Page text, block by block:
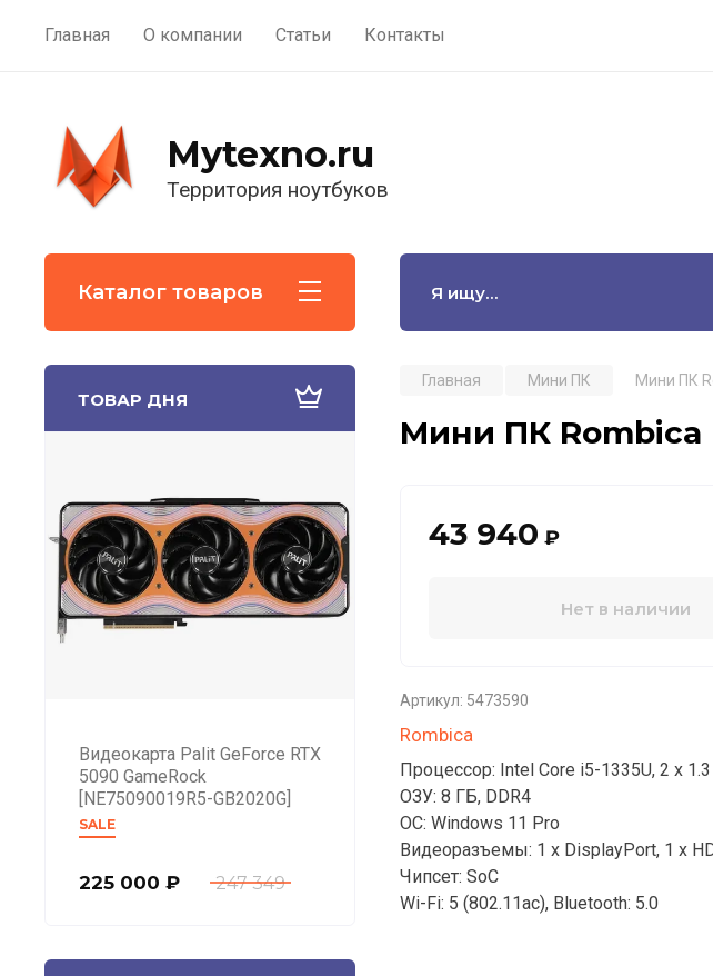
Главная О компании Статьи Контакты
Mytexno.ru
Территория ноутбуков
Каталог товаров
ТОВАР ДНЯ
Видеокарта Palit GeForce RTX
5090 GameRock
[NE75090019R5-GB2020G]
SALE
247 349
225 000 ₽
Главная Мини ПК Мини ПК
Мини ПК Rombica
43 940 ₽
Нет в наличии
Артикул: 5473590
Rombica
Процессор: Intel Core i5-1335U, 2 x
ОЗУ: 8 ГБ, DDR4
ОC: Windows 11 Pro
Видеоразъемы: 1 x DisplayPort, 1 x
Чипсет: SoC
Wi-Fi: 5 (802.11ac), Bluetooth: 5.0